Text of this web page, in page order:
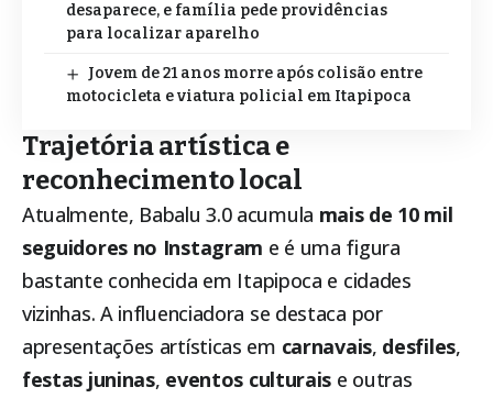
desaparece, e família pede providências
para localizar aparelho
Jovem de 21 anos morre após colisão entre
motocicleta e viatura policial em Itapipoca
Trajetória artística e
reconhecimento local
Atualmente, Babalu 3.0 acumula mais de 10 mil
seguidores no Instagram e é uma figura
bastante conhecida em Itapipoca e cidades
vizinhas. A influenciadora se destaca por
apresentações artísticas em carnavais, desfiles,
festas juninas, eventos culturais e outras